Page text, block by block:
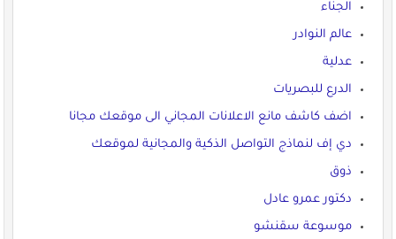
الجناء
عالم النوادر
عدلية
الدرع للبصريات
اضف كاشف مانع الاعلانات المجاني الى موقعك مجانا
دي إف لنماذج التواصل الذكية والمجانية لموقعك
ذوق
دكتور عمرو عادل
موسوعة سقنشو